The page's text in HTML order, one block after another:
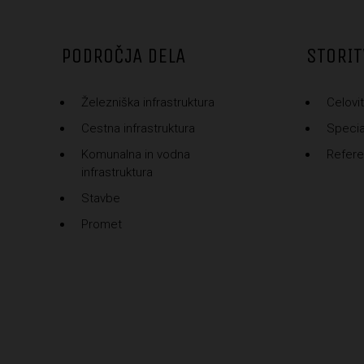
PODROČJA DELA
Železniška infrastruktura
Cestna infrastruktura
Komunalna in vodna
infrastruktura
Stavbe
Promet